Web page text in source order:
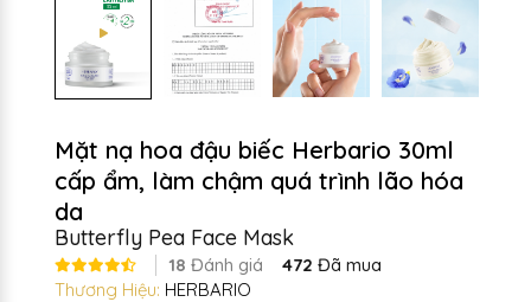
Mặt nạ hoa đậu biếc Herbario 30ml
cấp ẩm, làm chậm quá trình lão hóa
da
Butterfly Pea Face Mask
18 Đánh giá 472 Đã mua
Thương Hiệu: HERBARIO